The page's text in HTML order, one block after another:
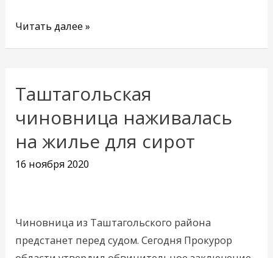
Читать далее »
Таштагольская
чиновница наживалась
на жилье для сирот
16 ноября 2020
Чиновница из Таштагольского района
предстанет перед судом. Сегодня Прокурор
Таштагольская
наживалась
на
жилье